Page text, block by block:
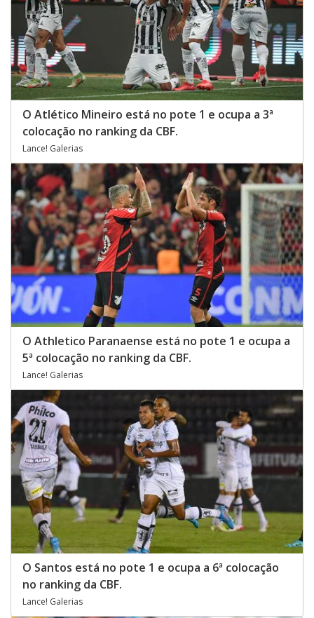
O Atlético Mineiro está no pote 1 e ocupa a 3ª
colocação no ranking da CBF.
Lance! Galerias
O Athletico Paranaense está no pote 1 e ocupa a
5ª colocação no ranking da CBF.
Lance! Galerias
O Santos está no pote 1 e ocupa a 6ª colocação
no ranking da CBF.
Lance! Galerias